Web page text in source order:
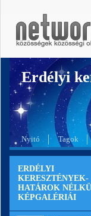
Erdélyi
Nyitó Tagok
ERDÉLYI
KERESZTÉNYEK-
HATÁROK
KÉPGALÉRIÁI